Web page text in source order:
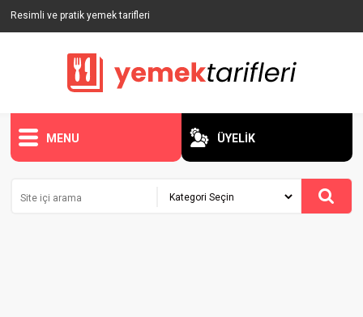
Resimli ve pratik yemek tarifleri
MENU ÜYELİK